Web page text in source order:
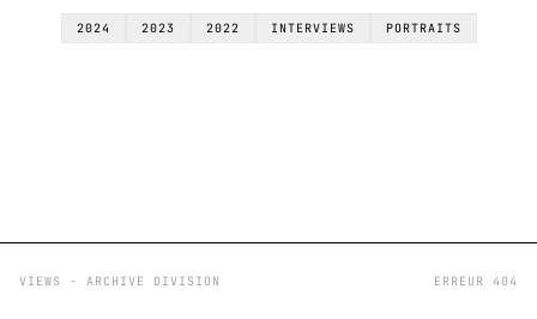
2024 2023 2022 INTERVIEWS PORTRAITS
VIEWS - ARCHIVE DIVISION ERREUR 404